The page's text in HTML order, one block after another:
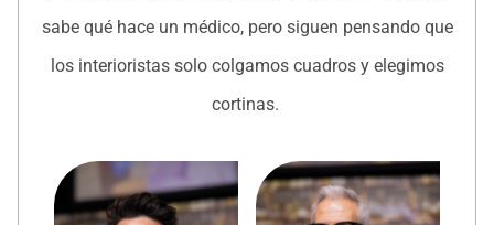
sabe qué hace un médico, pero siguen pensando que
los interioristas solo colgamos cuadros y elegimos
cortinas.